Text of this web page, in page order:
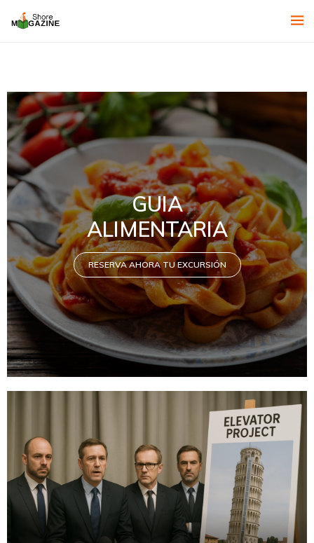
EXCURSION
DESDE EL
PUERTO
RESERVA AHORA TU EXCURSIÓN